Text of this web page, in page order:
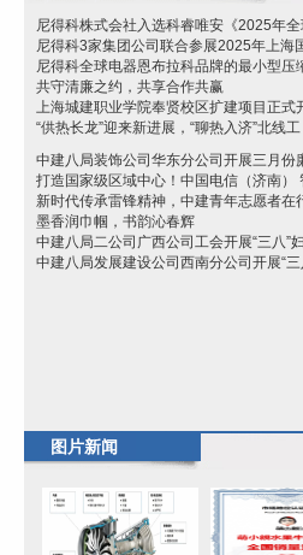
尼得科株式会社入选科睿唯安《2025年
尼得科3家集团公司联合参展2025年上海
尼得科全球电器恩布拉科品牌的最小型压
共守清廉之约，共享合作共赢
上海城建职业学院奉贤校区扩建项目正式
“供热长龙”迎来新进展，“聊热入济”北线工
中建八局装饰公司华东分公司开展三月份
打造国家级区域中心！中国电信（济南）
新时代传承雷锋精神，中建青年志愿者在
墨香润巾帼，书韵沁春辉
中建八局二公司广西公司工会开展“三八”
中建八局发展建设公司西南分公司开展“三
图片新闻